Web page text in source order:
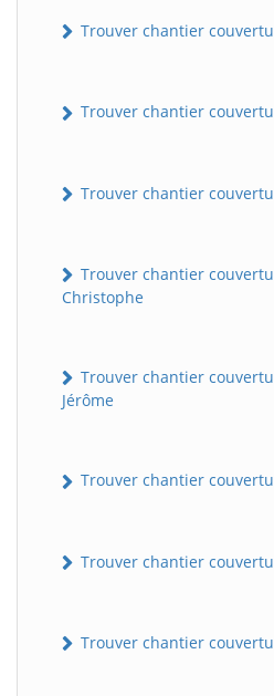
Trouver chantier
Trouver chantier
Trouver chantier
Trouver chantier
Christophe
Trouver chantier
Jérôme
Trouver chantier
Trouver chantier
Trouver chantier